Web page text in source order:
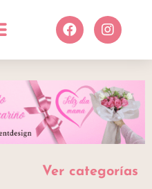
Ver categorías